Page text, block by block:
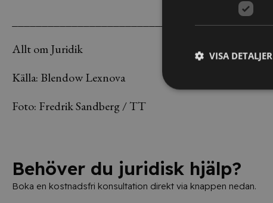
Allt om Juridik
Källa: Blendow Lexnova
Foto: Fredrik Sandberg / TT
Behöver du juridisk hjälp?
Boka en kostnadsfri konsultation direkt via knappen nedan.
VISA DETALJER